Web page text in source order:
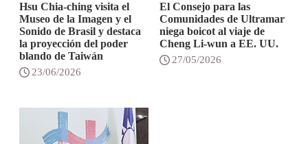
Hsu Chia-ching visita el
Museo de la Imagen y el
Sonido de Brasil y destaca
la proyección del poder
blando de Taiwán
23/06/2026
El Consejo para las
Comunidades de Ultramar
niega boicot al viaje de
Cheng Li-wun a EE. UU.
27/05/2026